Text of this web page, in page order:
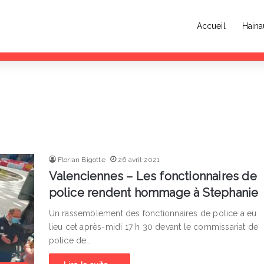
Accueil
Florian Bigotte 26 avril 2021
Valenciennes – Les fonctionnaires de
police rendent hommage à Stephanie
Un rassemblement des fonctionnaires de police a eu
lieu cet après-midi 17 h 30 devant le commissariat de
police de…